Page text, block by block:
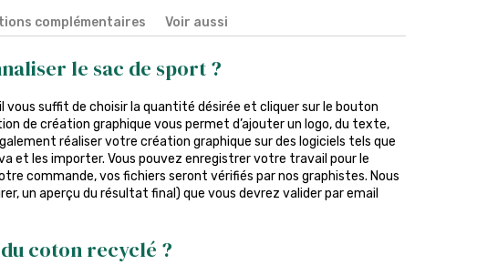
complémentaires Voir aussi
le sac de sport ?
vous suffit de choisir la quantité désirée et cliquer sur le bouton
de création graphique vous permet d’ajouter un logo, du texte,
réaliser votre création graphique sur des logiciels tels que
et les importer. Vous pouvez enregistrer votre travail pour le
commande, vos fichiers seront vérifiés par nos graphistes. Nous
un aperçu du résultat final) que vous devrez valider par email
coton recyclé ?